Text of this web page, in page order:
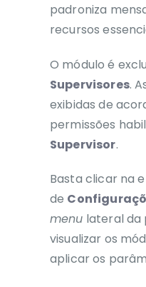
padroniza
recursos
O módulo é
Supervisores.
exibidas de
permissões
Supervisor.
Basta clicar na
de
menu lateral da
visualizar os
aplicar os